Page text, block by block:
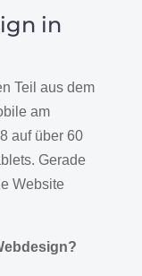
in
Teil aus dem
am
auf über 60
Gerade
Website